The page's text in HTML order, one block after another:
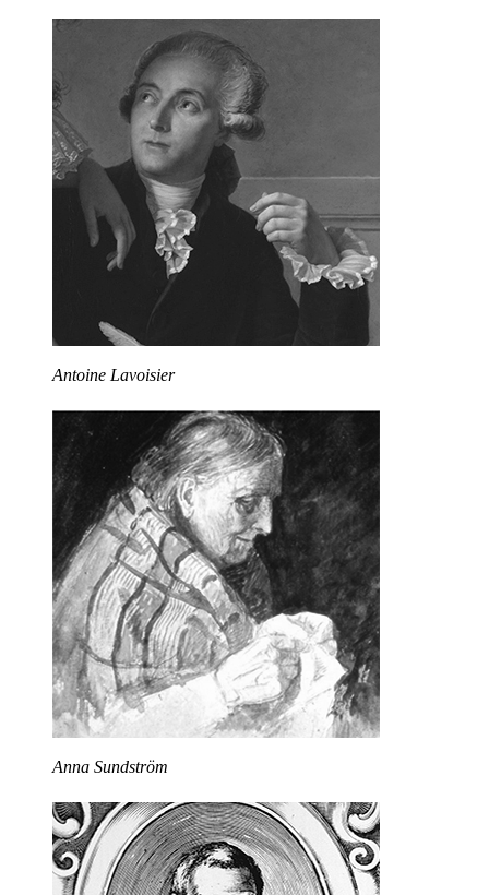
Antoine Lavoisier
Anna Sundström